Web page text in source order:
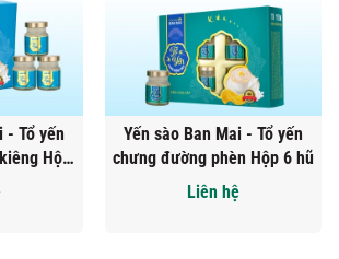
- Tổ yến
Hộp
Yến sào Ban Mai - Tổ yến
chưng đường phèn Hộp 6 hũ
Liên hệ